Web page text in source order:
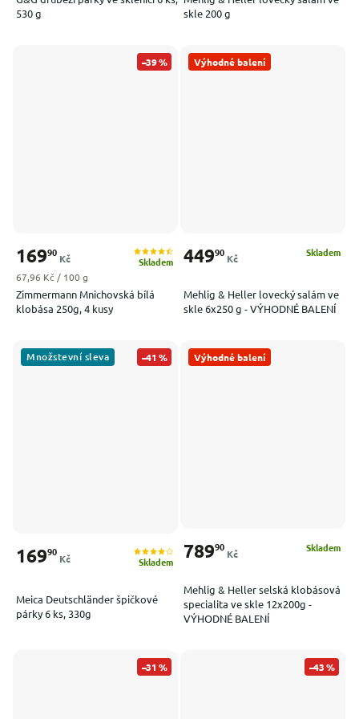
530 g
skle 200 g
–39 %
Zimmermann Mnichovská bílá
klobása 250g, 4 kusy
Skladem
16990
Kč
Měrná cena:
67,96 Kč / 100 g
Výhodné balení
Mehlig & Heller lovecký salám ve
skle 6x250 g - VÝHODNÉ BALENÍ
Skladem
44990
Kč
Množstevní sleva –41 %
Meica Deutschländer špičkové
párky 6 ks, 330g
Skladem
16990
Kč
Výhodné balení
Mehlig & Heller selská klobásová
specialita ve skle 12x200g -
VÝHODNÉ BALENÍ
Skladem
78990
Kč
–31 % –43 %